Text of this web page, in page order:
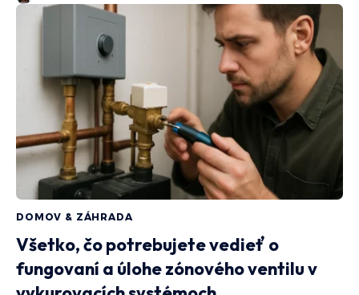
DOMOV & ZÁHRADA
Všetko, čo potrebujete vedieť o
fungovaní a úlohe zónového ventilu v